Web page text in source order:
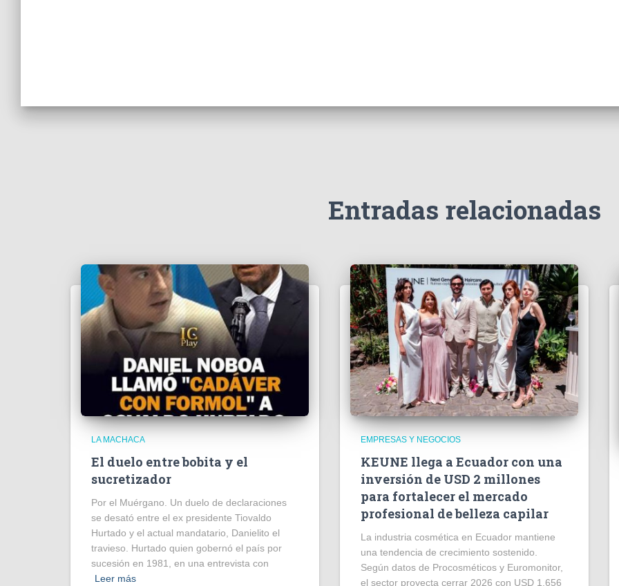
Entradas relacionadas
LA MACHACA
El duelo entre bobita y el
sucretizador
Por el Muérgano. Un duelo de declaraciones
se desató entre el ex presidente Tiovaldo
Hurtado y el actual mandatario, Danielito el
travieso. Hurtado quien gobernó el país por
sucesión en 1981, en una entrevista con
Leer más
EMPRESAS Y NEGOCIOS
KEUNE llega a Ecuador con una
inversión de USD 2 millones
para fortalecer el mercado
profesional de belleza capilar
La industria cosmética en Ecuador mantiene
una tendencia de crecimiento sostenido.
Según datos de Procosméticos y Euromonitor,
el sector proyecta cerrar 2026 con USD 1.656